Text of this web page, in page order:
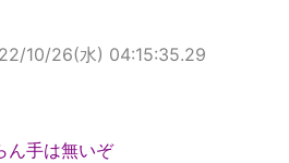
10/26(水) 04:15:35.29
ん手は無いぞ